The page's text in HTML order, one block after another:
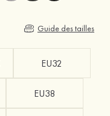
Guide des tailles
EU32
EU38